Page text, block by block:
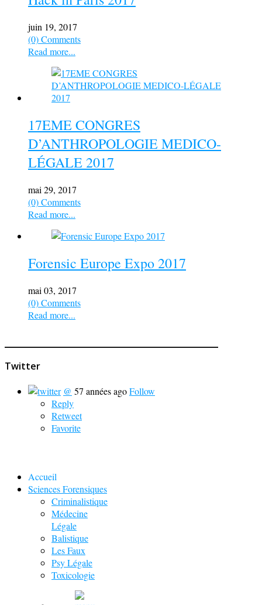
juin 19, 2017
(0) Comments
Read more...
17EME CONGRES
D’ANTHROPOLOGIE MEDICO-
LÉGALE 2017
mai 29, 2017
(0) Comments
Read more...
Forensic Europe Expo 2017
mai 03, 2017
(0) Comments
Read more...
Twitter
@ 57 années agoFollow
Reply
Retweet
Favorite
Accueil
Sciences Forensiques
Criminalistique
Médecine
Légale
Balistique
Les Faux
Psy Légale
Toxicologie